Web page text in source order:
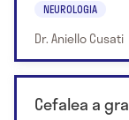
NEUROLOGIA
Dr. Aniello Cusati
Cefalea a